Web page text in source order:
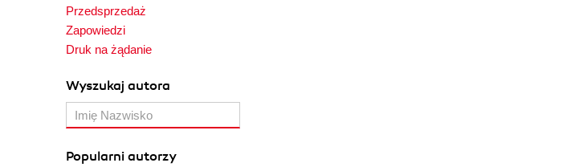
Przedsprzedaż
Zapowiedzi
Druk na żądanie
Wyszukaj autora
Popularni autorzy